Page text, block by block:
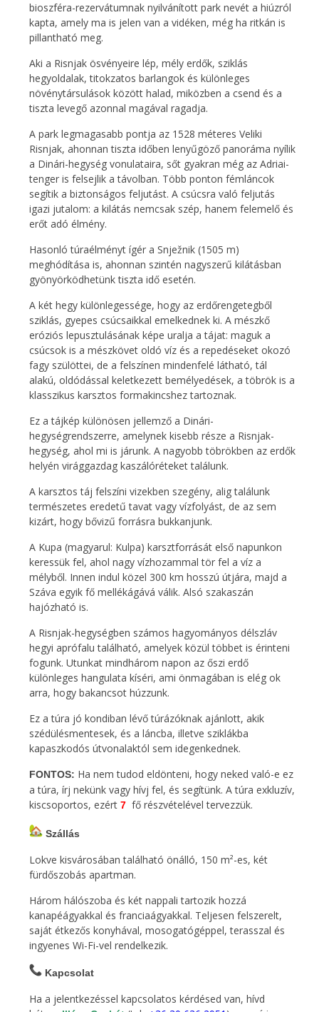
bioszféra-rezervátumnak nyilvánított park nevét a hiúzról
kapta, amely ma is jelen van a vidéken, még ha ritkán is
pillantható meg.
Aki a Risnjak ösvényeire lép, mély erdők, sziklás
hegyoldalak, titokzatos barlangok és különleges
növénytársulások között halad, miközben a csend és a
tiszta levegő azonnal magával ragadja.
A park legmagasabb pontja az 1528 méteres Veliki
Risnjak, ahonnan tiszta időben lenyűgöző panoráma nyílik
a Dinári-hegység vonulataira, sőt gyakran még az Adriai-
tenger is felsejlik a távolban. Több ponton fémláncok
segítik a biztonságos feljutást. A csúcsra való feljutás
igazi jutalom: a kilátás nemcsak szép, hanem felemelő és
erőt adó élmény.
Hasonló túraélményt ígér a Snježnik (1505 m)
meghódítása is, ahonnan szintén nagyszerű kilátásban
gyönyörködhetünk tiszta idő esetén.
A két hegy különlegessége, hogy az erdőrengetegből
sziklás, gyepes csúcsaikkal emelkednek ki. A mészkő
eróziós lepusztulásának képe uralja a tájat: maguk a
csúcsok is a mészkövet oldó víz és a repedéseket okozó
fagy szülöttei, de a felszínen mindenfelé látható, tál
alakú, oldódással keletkezett bemélyedések, a töbrök is a
klasszikus karsztos formakincshez tartoznak.
Ez a tájkép különösen jellemző a Dinári-
hegységrendszerre, amelynek kisebb része a Risnjak-
hegység, ahol mi is járunk. A nagyobb töbrökben az erdők
helyén virággazdag kaszálóréteket találunk.
A karsztos táj felszíni vizekben szegény, alig találunk
természetes eredetű tavat vagy vízfolyást, de az sem
kizárt, hogy bővizű forrásra bukkanjunk.
A Kupa (magyarul: Kulpa) karsztforrását első napunkon
keressük fel, ahol nagy vízhozammal tör fel a víz a
mélyből. Innen indul közel 300 km hosszú útjára, majd a
Száva egyik fő mellékágává válik. Alsó szakaszán
hajózható is.
A Risnjak-hegységben számos hagyományos délszláv
hegyi aprófalu található, amelyek közül többet is érinteni
fogunk. Utunkat mindhárom napon az őszi erdő
különleges hangulata kíséri, ami önmagában is elég ok
arra, hogy bakancsot húzzunk.
Ez a túra jó kondiban lévő túrázóknak ajánlott, akik
szédülésmentesek, és a láncba, illetve sziklákba
kapaszkodós útvonalaktól sem idegenkednek.
FONTOS: Ha nem tudod eldönteni, hogy neked való-e ez
a túra, írj nekünk vagy hívj fel, és segítünk. A túra exkluzív,
kiscsoportos, ezért7 fő részvételével tervezzük.
Szállás
Lokve kisvárosában található önálló, 150 m²-es, két
fürdőszobás apartman.
Három hálószoba és két nappali tartozik hozzá
kanapéágyakkal és franciaágyakkal. Teljesen felszerelt,
saját étkezős konyhával, mosogatógéppel, terasszal és
ingyenes Wi-Fi-vel rendelkezik.
Kapcsolat
Ha a jelentkezéssel kapcsolatos kérdésed van, hívd